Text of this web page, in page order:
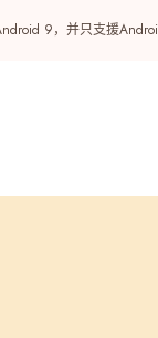
9，并只支援